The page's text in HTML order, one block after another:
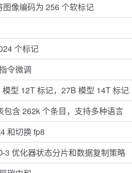
像编码为 256 个软标记
个标记
令微调
型 12T 标记，27B 模型 14T 标记
含 262k 个条目，支持多种语言
和切换 fp8
优化器状态分片和数据复制策略